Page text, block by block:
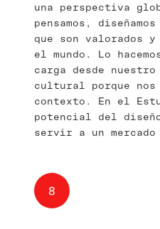
una perspectiva
pensamos,
que son valorados
el mundo. Lo
carga desde
cultural porque nos
contexto. En el
potencial del
servir a un
8